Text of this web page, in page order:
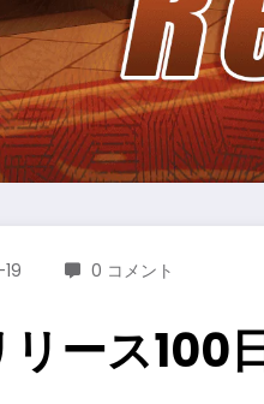
0 コメント
ース100